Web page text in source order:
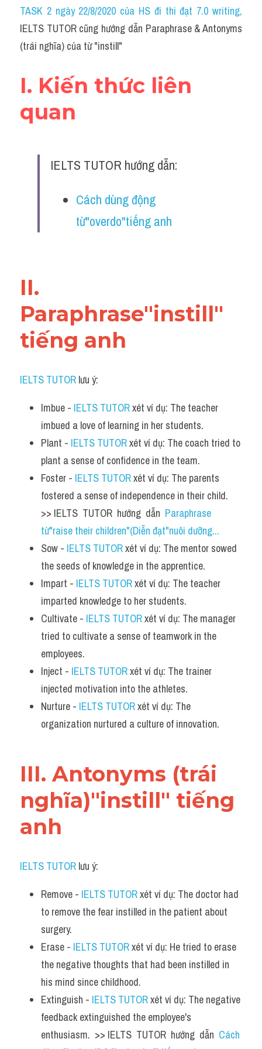
Idiom
Grammar
Word form
Cách dùng từ
Đề thi thật Task 2
TASK 2 ngày 22/8/2020 của HS đi thi đạt 7.0 writing,
IELTS TUTOR cũng hướng dẫn Paraphrase & Antonyms
(trái nghĩa) của từ "instill"
I. Kiến thức liên
quan
IELTS TUTOR hướng dẫn:
Cách dùng động
từ"overdo"tiếng anh
II.
Paraphrase"instill"
tiếng anh
IELTS TUTOR lưu ý:​
Imbue - IELTS TUTOR xét ví dụ: The teacher
imbued a love of learning in her students.
Plant - IELTS TUTOR xét ví dụ: The coach tried to
plant a sense of confidence in the team.
Foster - IELTS TUTOR xét ví dụ: The parents
fostered a sense of independence in their child.
>> IELTS  TUTOR  hướng  dẫn Paraphrase
từ"raise their children"(Diễn đạt"nuôi dưỡng...
Sow - IELTS TUTOR xét ví dụ: The mentor sowed
the seeds of knowledge in the apprentice.
Impart - IELTS TUTOR xét ví dụ: The teacher
imparted knowledge to her students.
Cultivate - IELTS TUTOR xét ví dụ: The manager
tried to cultivate a sense of teamwork in the
employees.
Inject - IELTS TUTOR xét ví dụ: The trainer
injected motivation into the athletes.
Nurture - IELTS TUTOR xét ví dụ: The
organization nurtured a culture of innovation.
III. Antonyms (trái
nghĩa)"instill" tiếng
anh
IELTS TUTOR lưu ý:​
Remove - IELTS TUTOR xét ví dụ: The doctor had
to remove the fear instilled in the patient about
surgery.
Erase - IELTS TUTOR xét ví dụ: He tried to erase
the negative thoughts that had been instilled in
his mind since childhood.
Extinguish - IELTS TUTOR xét ví dụ: The negative
feedback extinguished the employee's
enthusiasm.  >> IELTS  TUTOR  hướng  dẫn Cách